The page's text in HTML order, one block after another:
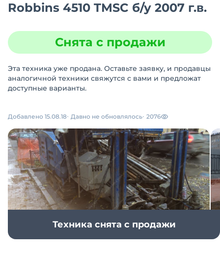
Robbins 4510 TMSC б/у 2007 г.в.
Снята с продажи
Эта техника уже продана. Оставьте заявку, и продавцы
аналогичной техники свяжутся с вами и предложат
доступные варианты.
Добавлено 15.08.18 Давно не обновлялось 2076
Техника снята с продажи